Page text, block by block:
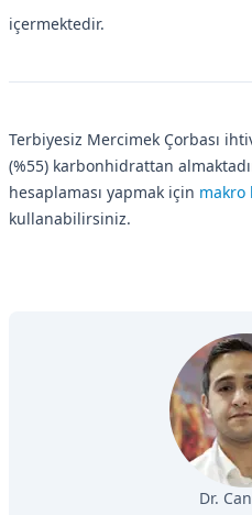
içermektedir.
Terbiyesiz Mercimek Çorbası
(%55) karbonhidrattan
hesaplaması yapmak için makro
kullanabilirsiniz.
Dr.